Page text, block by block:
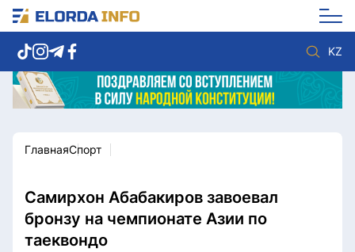
KZ
Новости столицы
Спорт
Культура
Разное
Мнение
Видео
Мир
Послание
ГлавнаяСпорт
Самирхон Абабакиров завоевал
бронзу на чемпионате Азии по
таеквондо